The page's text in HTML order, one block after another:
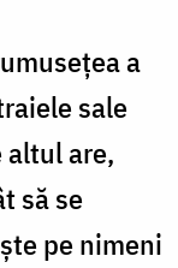
a
sale
altul are,
să se
pe nimeni